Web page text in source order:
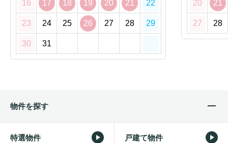
16 17 18 19 20 21 22
23 24 25 26 27 28 29
30 31
20 21
27 28
物件を探す
特選物件 戸建て物件